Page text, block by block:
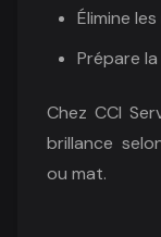
Élimine
Prépare
Chez CCI
brillance
ou mat.